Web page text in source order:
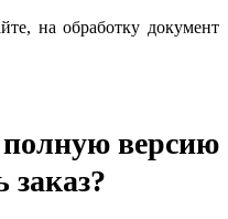
на обработку документ
версию
заказ?